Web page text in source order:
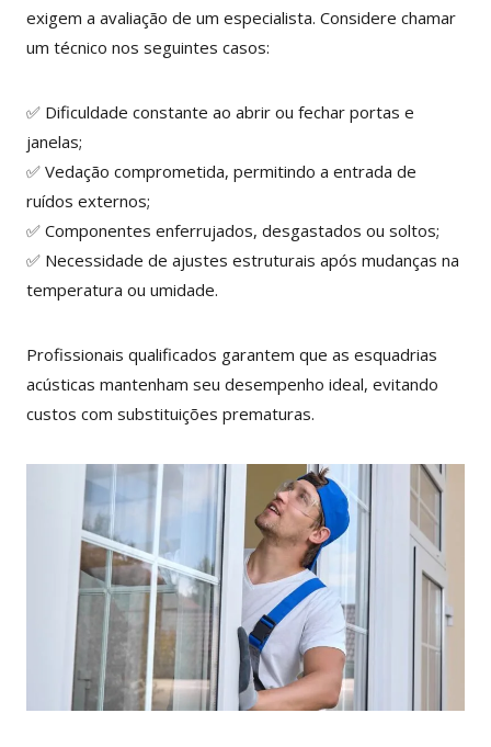
exigem a avaliação de um especialista. Considere chamar
um técnico nos seguintes casos:
✅ Dificuldade constante ao abrir ou fechar portas e
janelas;
✅ Vedação comprometida, permitindo a entrada de
ruídos externos;
✅ Componentes enferrujados, desgastados ou soltos;
✅ Necessidade de ajustes estruturais após mudanças na
temperatura ou umidade.
Profissionais qualificados garantem que as esquadrias
acústicas mantenham seu desempenho ideal, evitando
custos com substituições prematuras.